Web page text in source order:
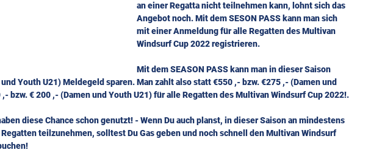
an einer Regatta nicht teilnehmen kann, lohnt sich das
Angebot noch. Mit dem SESON PASS kann man sich
mit einer Anmeldung für alle Regatten des Multivan
Windsurf Cup 2022 registrieren.
Mit dem SEASON PASS kann man in dieser Saison
Youth U21) Meldegeld sparen. Man zahlt also statt €550 ,- bzw. €275 ,- (Damen und
bzw. € 200 ,- (Damen und Youth U21) für alle Regatten des Multivan Windsurf Cup 2022!.
diese Chance schon genutzt! - Wenn Du auch planst, in dieser Saison an mindestens
teilzunehmen, solltest Du Gas geben und noch schnell den Multivan Windsurf